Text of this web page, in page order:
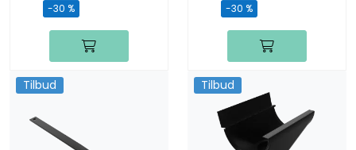
-30 % -30 %
Tilbud Tilbud